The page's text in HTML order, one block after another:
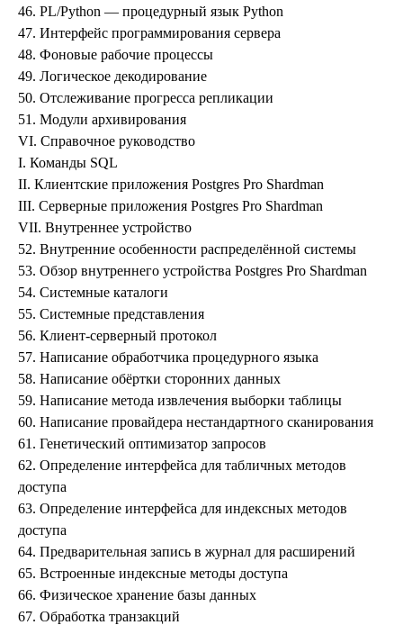
46. PL/Python — процедурный язык Python
47. Интерфейс программирования сервера
48. Фоновые рабочие процессы
49. Логическое декодирование
50. Отслеживание прогресса репликации
51. Модули архивирования
VI. Справочное руководство
I. Команды SQL
II. Клиентские приложения Postgres Pro Shardman
III. Серверные приложения Postgres Pro Shardman
VII. Внутреннее устройство
52. Внутренние особенности распределённой системы
53. Обзор внутреннего устройства Postgres Pro Shardman
54. Системные каталоги
55. Системные представления
56. Клиент-серверный протокол
57. Написание обработчика процедурного языка
58. Написание обёртки сторонних данных
59. Написание метода извлечения выборки таблицы
60. Написание провайдера нестандартного сканирования
61. Генетический оптимизатор запросов
62. Определение интерфейса для табличных методов
доступа
63. Определение интерфейса для индексных методов
доступа
64. Предварительная запись в журнал для расширений
65. Встроенные индексные методы доступа
66. Физическое хранение базы данных
67. Обработка транзакций